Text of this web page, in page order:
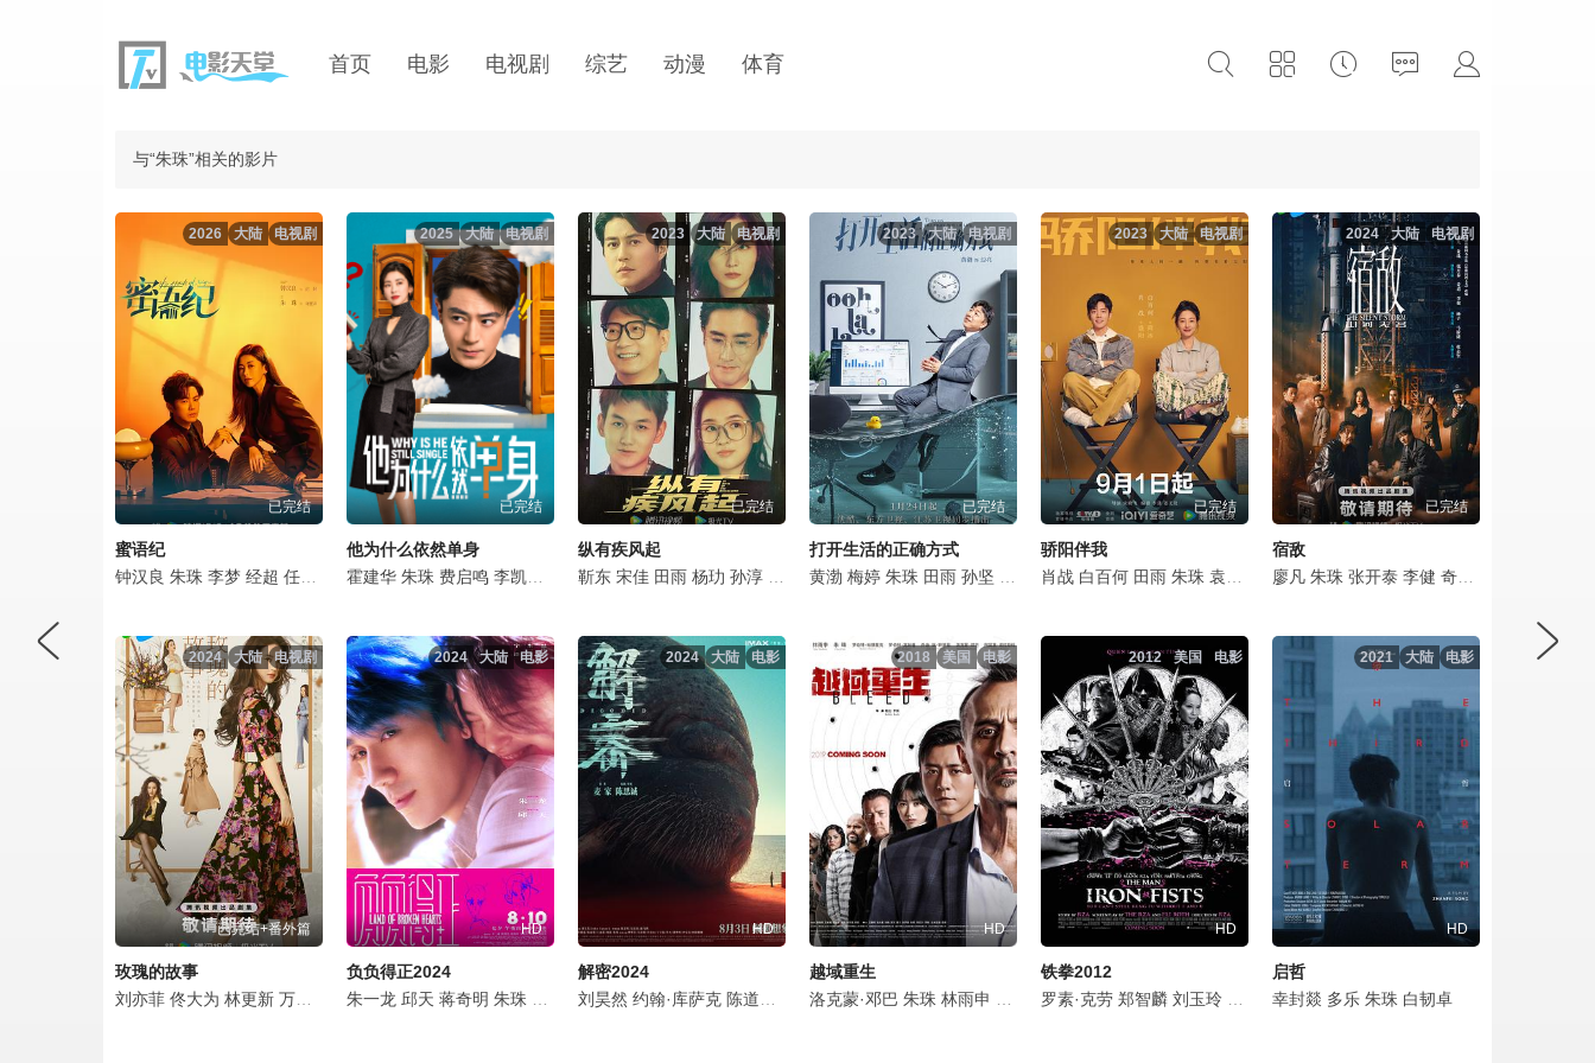
首页 电影 电视剧 综艺 动漫 体育
与“朱珠”相关的影片
电视剧
大陆
2026
已完结
蜜语纪
钟汉良 朱珠 李梦 经超 任彬 徐海乔 郭晓婷 高卿尘 海陆 那家威 程一丹
电视剧
大陆
2025
已完结
他为什么依然单身
霍建华 朱珠 费启鸣 李凯馨 范静祎 张瑶 刘佳 董思怡 李易祥
电视剧
大陆
2023
已完结
纵有疾风起
靳东 宋佳 田雨 杨玏 孙淳 倪大红 梁静 辛芷蕾 沙宝亮 张铎 张瑶 周劢劼 王玉雯 曹曦文 李洪涛 刘斌 杨昆 曾黎 海一天
电视剧
大陆
2023
已完结
打开生活的正确方式
黄渤 梅婷 朱珠 田雨 孙坚 邹元清 刘海蓝 荣梓杉
电视剧
大陆
2023
已完结
骄阳伴我
肖战 白百何 田雨 朱珠 袁文康 刘迅 向涵之 吴幸键 韩秋池
电视剧
大陆
2024
已完结
宿敌
廖凡 朱珠 张开泰 李健 奇道
电视剧
大陆
2024
已完结+番外篇
玫瑰的故事
刘亦菲 佟大为 林更新 万茜 林一 彭冠英 霍建华 朱珠 吴彼 王名扬 黄羿 夏力薪 于慧 阎青妤 蓝盈莹 陈瑶 吴玉芳 侯长荣 张月 刘钧 高曙光 蒋雪鸣
电影
大陆
2024
HD
负负得正2024
朱一龙 邱天 蒋奇明 朱珠 王一通 陈明昊 茂涛 李晓川 薛旭春 刘恩佳
电影
大陆
2024
HD
解密2024
刘昊然 约翰·库萨克 陈道明 吴彦祖 俞飞鸿 陈思诚 任璐遥 陈雨锶 王雨甜 周游 朱珠 曹翠芬 吴彦姝 许还山 王宝强 肖央 潘粤明
电影
美国
2018
HD
越域重生
洛克蒙·邓巴 朱珠 林雨申 罗伯特·克耐普 托姆·威廉姆斯 罗伯特·帕特里克 阿莫里·诺拉斯科
电影
美国
2012
HD
铁拳2012
罗素·克劳 郑智麟 刘玉玲 帕姆·格里尔 戴夫·巴蒂斯塔 罗伯特·菲茨杰拉德·
电影
大陆
2021
HD
启哲
幸封燚 多乐 朱珠 白韧卓